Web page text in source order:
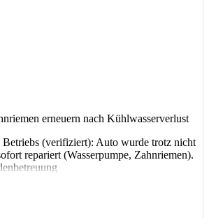
erneuern nach Kühlwasserverlust
Betriebs (verifiziert): Auto wurde trotz nicht
repariert (Wasserpumpe, Zahnriemen).